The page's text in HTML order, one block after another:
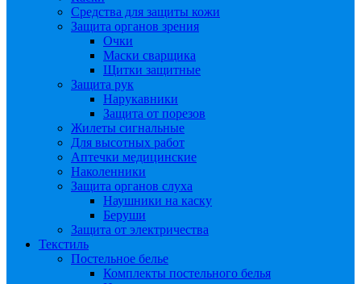
Средства для защиты кожи
Защита органов зрения
Очки
Маски сварщика
Щитки защитные
Защита рук
Нарукавники
Защита от порезов
Жилеты сигнальные
Для высотных работ
Аптечки медицинские
Наколенники
Защита органов слуха
Наушники на каску
Беруши
Защита от электричества
Текстиль
Постельное белье
Комплекты постельного белья